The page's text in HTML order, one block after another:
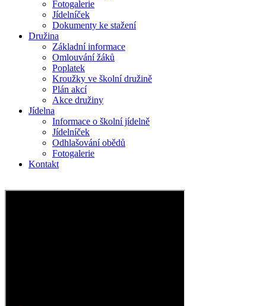
Fotogalerie
Jídelníček
Dokumenty ke stažení
Družina
Základní informace
Omlouvání žáků
Poplatek
Kroužky ve školní družině
Plán akcí
Akce družiny
Jídelna
Informace o školní jídelně
Jídelníček
Odhlašování obědů
Fotogalerie
Kontakt